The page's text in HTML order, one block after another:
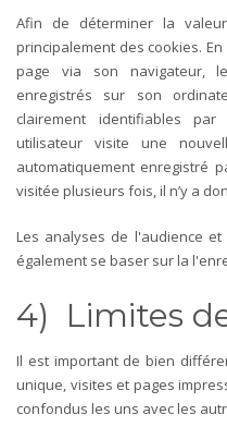
Afin de déterminer la
principalement des cookies.
page via son navigateur,
enregistrés sur son
clairement identifiables
utilisateur visite une
automatiquement enregistré
visitée plusieurs fois, il n’y a
Les analyses de l'audience
également se baser sur la
4) Limites
Il est important de bien
unique, visites et pages
confondus les uns avec les